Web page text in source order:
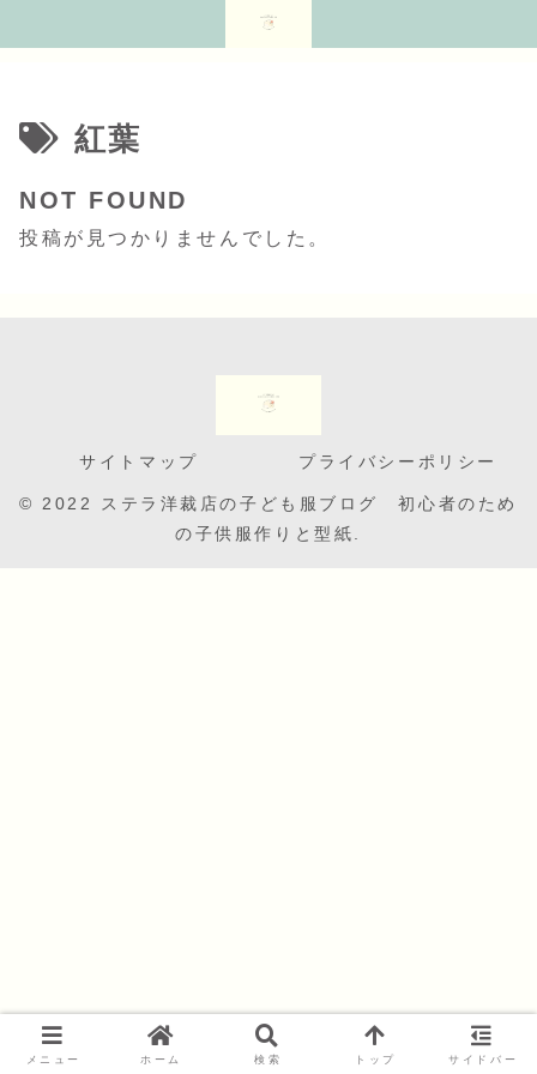
紅葉
NOT FOUND
投稿が見つかりませんでした。
サイトマップ プライバシーポリシー
© 2022 ステラ洋裁店の子ども服ブログ 初心者のため
の子供服作りと型紙.
メニュー ホーム 検索 トップ サイドバー